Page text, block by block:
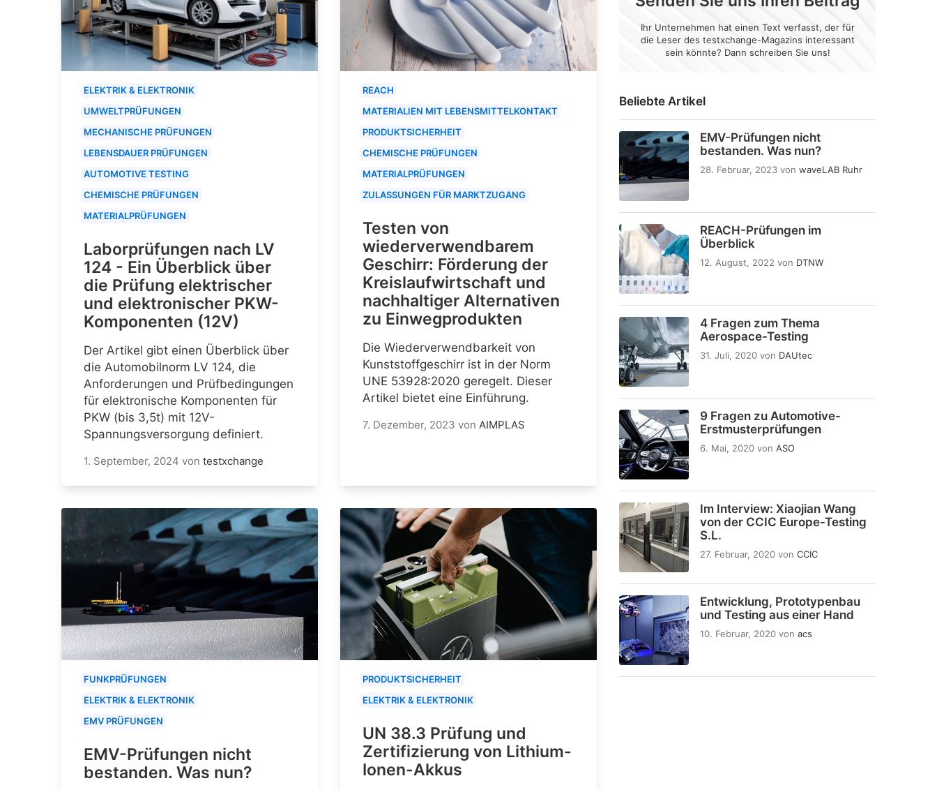
Beliebte Artikel
EMV-Prüfungen nicht
bestanden. Was nun?
28. Februar, 2023 von waveLAB Ruhr
REACH-Prüfungen im
Überblick
12. August, 2022 von DTNW
4 Fragen zum Thema
Aerospace-Testing
31. Juli, 2020 von DAUtec
9 Fragen zu Automotive-
Erstmusterprüfungen
6. Mai, 2020 von ASO
Im Interview: Xiaojian Wang
von der CCIC Europe-Testing
S.L.
27. Februar, 2020 von CCIC
Entwicklung, Prototypenbau
und Testing aus einer Hand
10. Februar, 2020 von acs
Ihr Unternehmen hat einen Text verfasst, der für
die Leser des testxchange-Magazins interessant
sein könnte? Dann schreiben Sie uns!
ELEKTRIK & ELEKTRONIK
UMWELTPRÜFUNGEN
MECHANISCHE PRÜFUNGEN
LEBENSDAUER PRÜFUNGEN
AUTOMOTIVE TESTING
CHEMISCHE PRÜFUNGEN
MATERIALPRÜFUNGEN
Laborprüfungen nach LV
124 - Ein Überblick über
die Prüfung elektrischer
und elektronischer PKW-
Komponenten (12V)
Der Artikel gibt einen Überblick über
die Automobilnorm LV 124, die
Anforderungen und Prüfbedingungen
für elektronische Komponenten für
PKW (bis 3,5t) mit 12V-
Spannungsversorgung definiert.
1. September, 2024 von testxchange
REACH
MATERIALIEN MIT LEBENSMITTELKONTAKT
PRODUKTSICHERHEIT
CHEMISCHE PRÜFUNGEN
MATERIALPRÜFUNGEN
ZULASSUNGEN FÜR MARKTZUGANG
Testen von
wiederverwendbarem
Geschirr: Förderung der
Kreislaufwirtschaft und
nachhaltiger Alternativen
zu Einwegprodukten
Die Wiederverwendbarkeit von
Kunststoffgeschirr ist in der Norm
UNE 53928:2020 geregelt. Dieser
Artikel bietet eine Einführung.
7. Dezember, 2023 von AIMPLAS
FUNKPRÜFUNGEN
ELEKTRIK & ELEKTRONIK
EMV PRÜFUNGEN
EMV-Prüfungen nicht
bestanden. Was nun?
PRODUKTSICHERHEIT
ELEKTRIK & ELEKTRONIK
UN 38.3 Prüfung und
Zertifizierung von Lithium-
Ionen-Akkus